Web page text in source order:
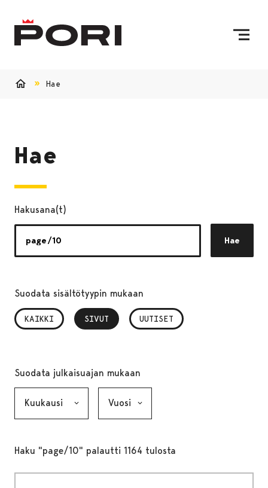
Hae
Hae
Hakusana(t)
Hae
Suodata sisältötyypin mukaan
KAIKKI SIVUT
, VALITTU UUTISET
Suodata julkaisuajan mukaan
Haku "page/10" palautti 1164 tulosta